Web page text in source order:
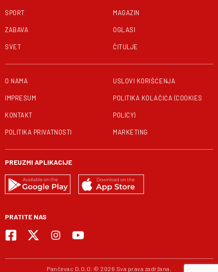
SPORT
ZABAVA
SVET
MAGAZIN
OGLASI
ČITULJE
O NAMA
IMPRESUM
KONTAKT
POLITIKA PRIVATNOSTI
USLOVI KORIŠĆENJA
POLITIKA KOLAČIĆA (COOKIES
POLICY)
MARKETING
PREUZMI APLIKACIJE
PRATITE NAS
Pančevac D.O.O. © 2026 Sva prava zadržana.